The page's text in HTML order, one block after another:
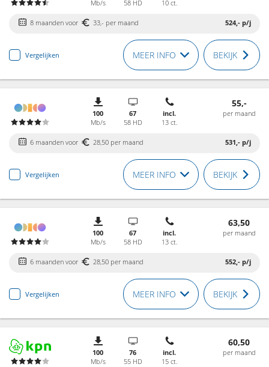
Mb/s 58 HD 10 ct.
8 maanden voor 33,- per maand 524,- p/j
Vergelijken MEER INFO BEKIJK
100
Mb/s
67
58 HD
incl.
13 ct.
55,-
per maand
6 maanden voor 28,50 per maand 531,- p/j
Vergelijken MEER INFO BEKIJK
100
Mb/s
67
58 HD
incl.
13 ct.
63,50
per maand
6 maanden voor 28,50 per maand 552,- p/j
Vergelijken MEER INFO BEKIJK
100
Mb/s
76
55 HD
incl.
15 ct.
60,50
per maand